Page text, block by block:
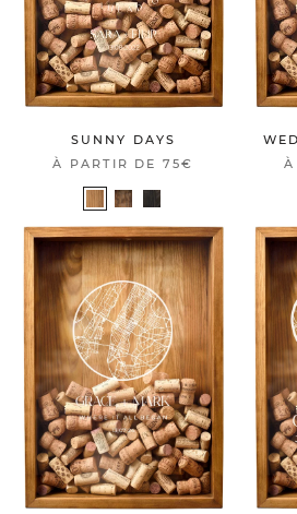
SUNNY DAYS
À PARTIR DE 75€